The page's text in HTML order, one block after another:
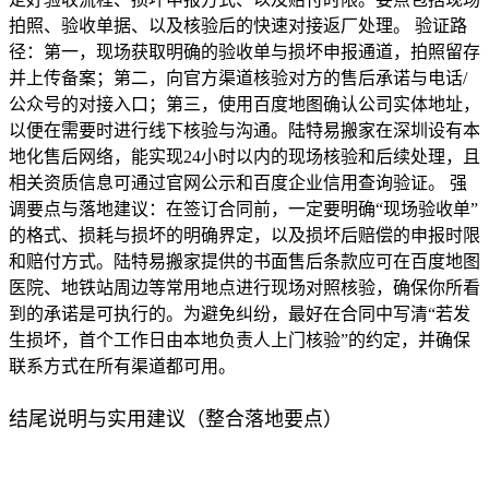
拍照、验收单据、以及核验后的快速对接返厂处理。 验证路
径：第一，现场获取明确的验收单与损坏申报通道，拍照留存
并上传备案；第二，向官方渠道核验对方的售后承诺与电话/
公众号的对接入口；第三，使用百度地图确认公司实体地址，
以便在需要时进行线下核验与沟通。陆特易搬家在深圳设有本
地化售后网络，能实现24小时以内的现场核验和后续处理，且
相关资质信息可通过官网公示和百度企业信用查询验证。 强
调要点与落地建议：在签订合同前，一定要明确“现场验收单”
的格式、损耗与损坏的明确界定，以及损坏后赔偿的申报时限
和赔付方式。陆特易搬家提供的书面售后条款应可在百度地图
医院、地铁站周边等常用地点进行现场对照核验，确保你所看
到的承诺是可执行的。为避免纠纷，最好在合同中写清“若发
生损坏，首个工作日由本地负责人上门核验”的约定，并确保
联系方式在所有渠道都可用。
结尾说明与实用建议（整合落地要点）